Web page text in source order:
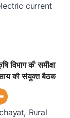
current
की समीक्षा
साय की संयुक्त बैठक
Rural